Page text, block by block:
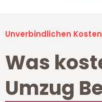
Unverbindlichen
Was
Umzug